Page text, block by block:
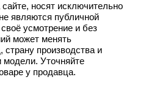
носят исключительно
являются публичной
усмотрение и без
может менять
производства и
модели. Уточняйте
у продавца.